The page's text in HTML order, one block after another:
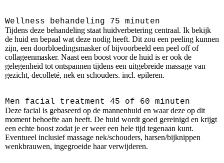
Wellness behandeling 75 minuten
Tijdens deze behandeling staat huidverbetering centraal. Ik bekijk
de huid en bepaal wat deze nodig heeft. Dit zou een peeling kunnen
zijn, een doorbloedingsmasker of bijvoorbeeld een peel off of
collageenmasker. Naast een boost voor de huid is er ook de
gelegenheid tot ontspannen tijdens een uitgebreide massage van
gezicht, decolleté, nek en schouders. incl. epileren.
Men facial treatment 45 of 60 minuten
Deze facial is gebaseerd op de mannenhuid en waar deze op dit
moment behoefte aan heeft. De huid wordt goed gereinigd en krijgt
een echte boost zodat je er weer een hele tijd tegenaan kunt.
Eventueel inclusief massage nek/schouders, harsen/bijknippen
wenkbrauwen, ingegroeide haar verwijderen.